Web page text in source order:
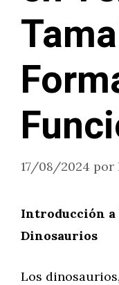
17/08/2024 por
Introducción a
Dinosaurios
Los